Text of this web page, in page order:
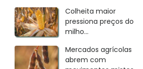
Colheita maior
pressiona preços do
milho...
Mercados agrícolas
abrem com